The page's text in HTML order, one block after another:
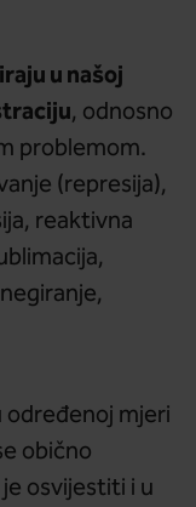
u našoj
, odnosno
problemom.
(represija),
reaktivna
određenoj mjeri
obično
osvijestiti i u